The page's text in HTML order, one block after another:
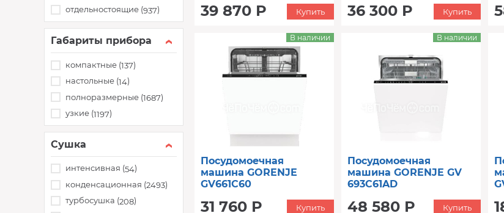
отдельностоящие (937)
Габариты прибора
компактные (137)
настольные (14)
полноразмерные (1687)
узкие (1197)
Сушка
интенсивная (54)
конденсационная (2493)
турбосушка (208)
39 870 Р Купить 36 300 Р Купить
Посудомоечная
машина GORENJE
GV661C60
31 760 Р
В наличии
Купить
Посудомоечная
машина GORENJE GV
693C61AD
48 580 Р
В наличии
Купить